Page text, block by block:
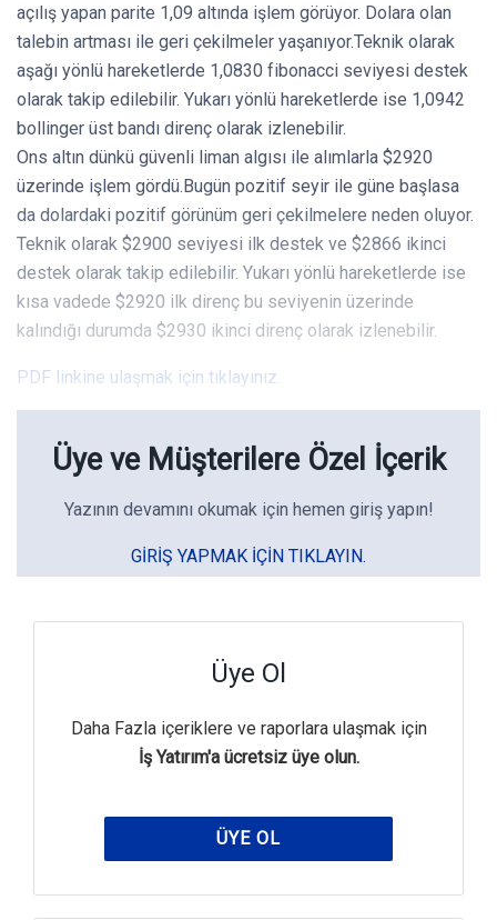
açılış yapan parite 1,09 altında işlem görüyor. Dolara olan
talebin artması ile geri çekilmeler yaşanıyor.Teknik olarak
aşağı yönlü hareketlerde 1,0830 fibonacci seviyesi destek
olarak takip edilebilir. Yukarı yönlü hareketlerde ise 1,0942
bollinger üst bandı direnç olarak izlenebilir.
Ons altın dünkü güvenli liman algısı ile alımlarla $2920
üzerinde işlem gördü.Bugün pozitif seyir ile güne başlasa
da dolardaki pozitif görünüm geri çekilmelere neden oluyor.
Teknik olarak $2900 seviyesi ilk destek ve $2866 ikinci
destek olarak takip edilebilir. Yukarı yönlü hareketlerde ise
kısa vadede $2920 ilk direnç bu seviyenin üzerinde
kalındığı durumda $2930 ikinci direnç olarak izlenebilir.
PDF linkine ulaşmak için tıklayınız.
Üye ve Müşterilere Özel İçerik
Yazının devamını okumak için hemen giriş yapın!
GIRIŞ YAPMAK IÇIN TIKLAYIN.
Üye Ol
Daha Fazla içeriklere ve raporlara ulaşmak için
İş Yatırım'a ücretsiz üye olun.
ÜYE OL